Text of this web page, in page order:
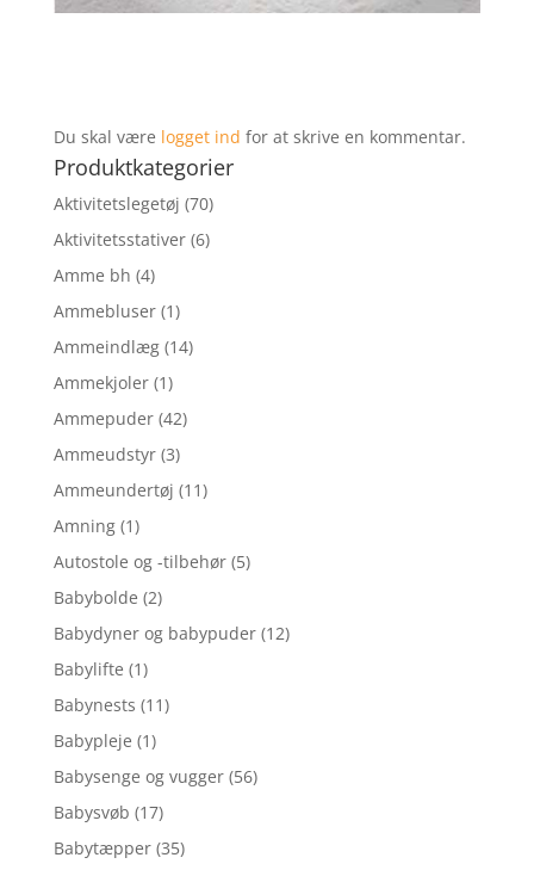
Du skal være logget ind for at skrive en kommentar.
Produktkategorier
Aktivitetslegetøj (70)
Aktivitetsstativer (6)
Amme bh (4)
Ammebluser (1)
Ammeindlæg (14)
Ammekjoler (1)
Ammepuder (42)
Ammeudstyr (3)
Ammeundertøj (11)
Amning (1)
Autostole og -tilbehør (5)
Babybolde (2)
Babydyner og babypuder (12)
Babylifte (1)
Babynests (11)
Babypleje (1)
Babysenge og vugger (56)
Babysvøb (17)
Babytæpper (35)